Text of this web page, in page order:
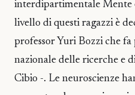
interdipartimentale Mente
livello di questi ragazzi è
professor Yuri Bozzi che
nazionale delle ricerche e
Cibio -. Le neuroscienze